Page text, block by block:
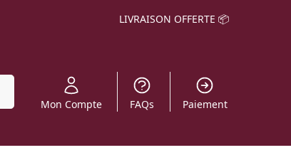
LIVRAISON OFFERTE 📦
Mon Compte FAQs Paiement